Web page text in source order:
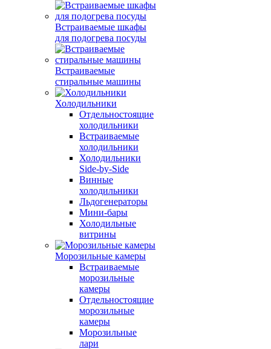
Встраиваемые шкафы
для подогрева посуды
Встраиваемые
стиральные машины
Холодильники
Отдельностоящие
холодильники
Встраиваемые
холодильники
Холодильники
Side-by-Side
Винные
холодильники
Льдогенераторы
Мини-бары
Холодильные
витрины
Морозильные камеры
Встраиваемые
морозильные
камеры
Отдельностоящие
морозильные
камеры
Морозильные
лари